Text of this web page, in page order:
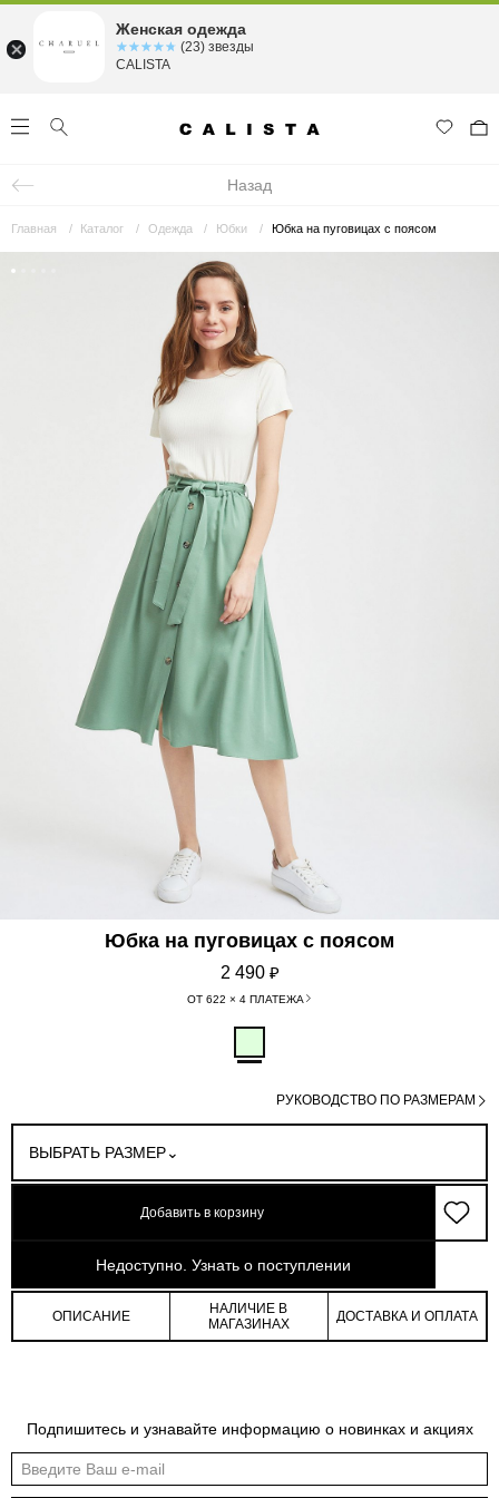
Назад
Главная Каталог Одежда Юбки Юбка на пуговицах с поясом
Юбка на пуговицах с поясом
2 490 ₽
ОТ 622 × 4 ПЛАТЕЖА
ВЫБРАТЬ РАЗМЕР
РУКОВОДСТВО ПО РАЗМЕРАМ
Добавить в корзину
Недоступно. Узнать о поступлении
арт: 2-2560321_C-176
Общая таблица размеров показывает нашу стандартную размерную линейку
Международный
размер
размер
груди
талии
бедер
ОПИСАНИЕ
НАЛИЧИЕ В
МАГАЗИНАХ
ДОСТАВКА И ОПЛАТА
Подпишитесь и узнавайте информацию о новинках и акциях
Женская одежда
☆☆☆☆☆
★★★★★ (23) звезды
CALISTA